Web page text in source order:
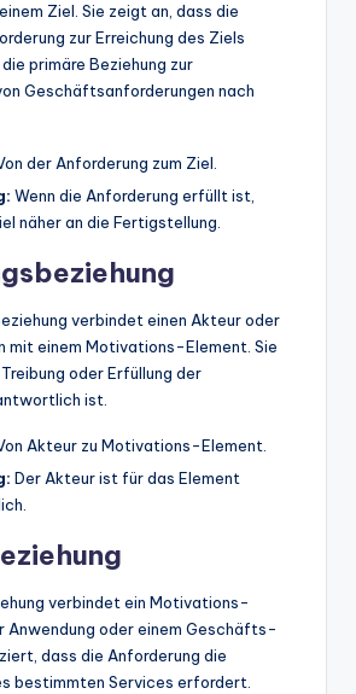
Ziel. Sie zeigt an, dass die
zur Erreichung des Ziels
primäre Beziehung zur
Geschäftsanforderungen nach
der Anforderung zum Ziel.
Wenn die Anforderung erfüllt ist,
näher an die Fertigstellung.
verbindet einen Akteur oder
mit einem Motivations-Element. Sie
oder Erfüllung der
ist.
Akteur zu Motivations-Element.
Der Akteur ist für das Element
verbindet ein Motivations-
Anwendung oder einem Geschäfts-
dass die Anforderung die
bestimmten Services erfordert.